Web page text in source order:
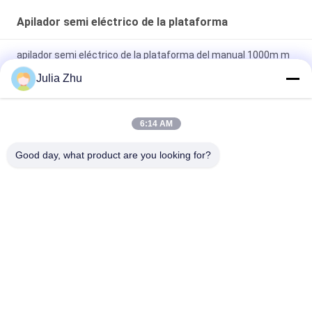
Apilador semi eléctrico de la plataforma
apilador semi eléctrico de la plataforma del manual 1000m m
de la batería 2000kg
Elevación de acero del palo KAD los 2.0M Power Hydraulic
Stacker del freno de pie 2T
plataforma de la elevación 1500kg
Julia Zhu
6:14 AM
Good day, what product are you looking for?